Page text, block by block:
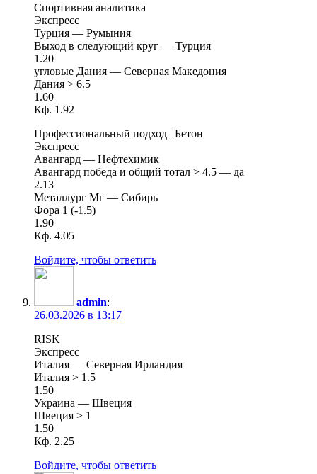
Спортивная аналитика
Экспресс
Турция — Румыния
Выход в следующий круг — Турция
1.20
угловые Дания — Северная Македония
Дания > 6.5
1.60
Кф. 1.92
Профессиональный подход | Бетон
Экспресс
Авангард — Нефтехимик
Авангард победа и общий тотал > 4.5 — да
2.13
Металлург Мг — Сибирь
Фора 1 (-1.5)
1.90
Кф. 4.05
Войдите, чтобы ответить
admin:
26.03.2026 в 13:17
RISK
Экспресс
Италия — Северная Ирландия
Италия > 1.5
1.50
Украина — Швеция
Швеция > 1
1.50
Кф. 2.25
Войдите, чтобы ответить